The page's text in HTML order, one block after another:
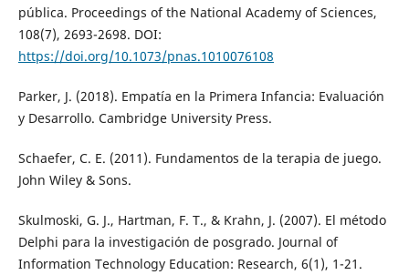
pública. Proceedings of the National Academy of Sciences,
108(7), 2693-2698. DOI:
https://doi.org/10.1073/pnas.1010076108
Parker, J. (2018). Empatía en la Primera Infancia: Evaluación
y Desarrollo. Cambridge University Press.
Schaefer, C. E. (2011). Fundamentos de la terapia de juego.
John Wiley & Sons.
Skulmoski, G. J., Hartman, F. T., & Krahn, J. (2007). El método
Delphi para la investigación de posgrado. Journal of
Information Technology Education: Research, 6(1), 1-21.